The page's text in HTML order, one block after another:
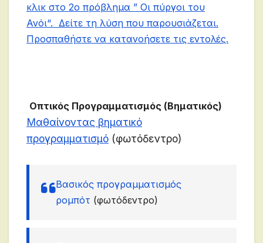
κλικ στο 2ο πρόβλημα ” Οι πύργοι του
Ανόι“. Δείτε τη λύση που παρουσιάζεται.
Προσπαθήστε να κατανοήσετε τις εντολές.
Οπτικός Προγραμματισμός (Βηματικός)
Μαθαίνοντας βηματικό
προγραμματισμό (φωτόδεντρο)
Βασικός προγραμματισμός
ρομπότ (φωτόδεντρο)